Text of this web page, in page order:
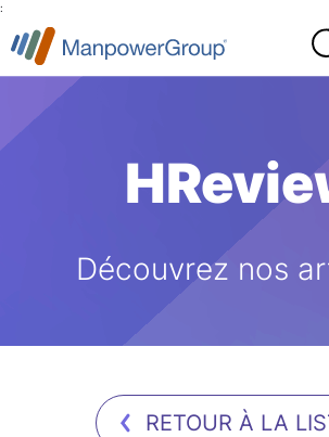
:
Découvrez nos
RETOUR À LA